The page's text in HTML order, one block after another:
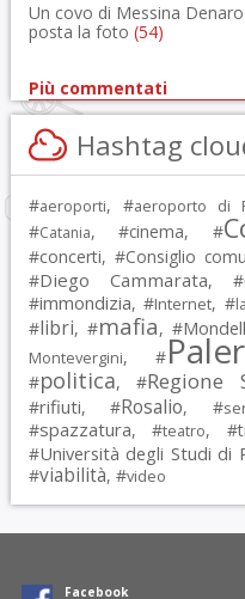
Un covo di Messina
posta la foto (54)
Più commentati
Hashtag
#aeroporti, #aeroporto di
#Catania, #cinema, #
#concerti, #Consiglio
#Diego Cammarata, #
#immondizia, #Internet, #
#libri, #mafia, #
Montevergini, #
#politica, #Regione
#rifiuti, #Rosalio, #
#spazzatura, #teatro, #
#Università degli Studi di
#viabilità, #video
Facebook